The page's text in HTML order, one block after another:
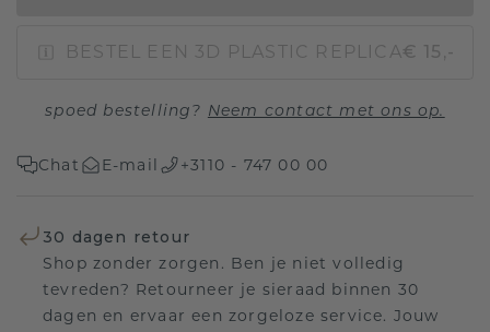
BESTEL EEN 3D PLASTIC REPLICA€ 15,-
spoed bestelling? Neem contact met ons op.
Chat E-mail +3110 - 747 00 00
30 dagen retour
Shop zonder zorgen. Ben je niet volledig
tevreden? Retourneer je sieraad binnen 30
dagen en ervaar een zorgeloze service. Jouw